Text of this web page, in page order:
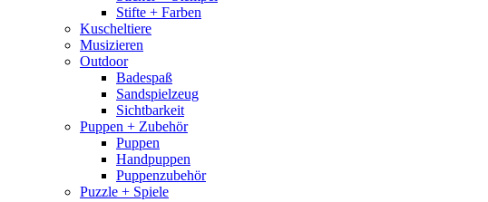
Stifte + Farben
Kuscheltiere
Musizieren
Outdoor
Badespaß
Sandspielzeug
Sichtbarkeit
Puppen + Zubehör
Puppen
Handpuppen
Puppenzubehör
Puzzle + Spiele